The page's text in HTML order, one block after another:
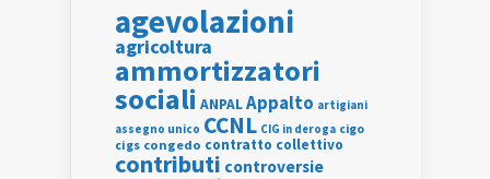
agevolazioni
agricoltura
ammortizzatori
sociali ANPALAppalto artigiani
assegno unico CCNL CIG in deroga cigo
cigs congedo contratto collettivo
contributi controversie